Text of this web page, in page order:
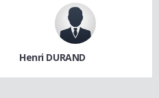
Henri DURAND